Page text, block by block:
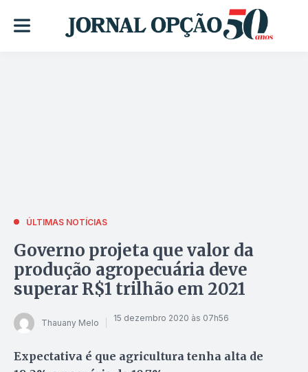
ÚLTIMAS NOTÍCIAS
Governo projeta que valor da
produção agropecuária deve
superar R$1 trilhão em 2021
Thauany Melo 15 dezembro 2020 às 07h56
Expectativa é que agricultura tenha alta de